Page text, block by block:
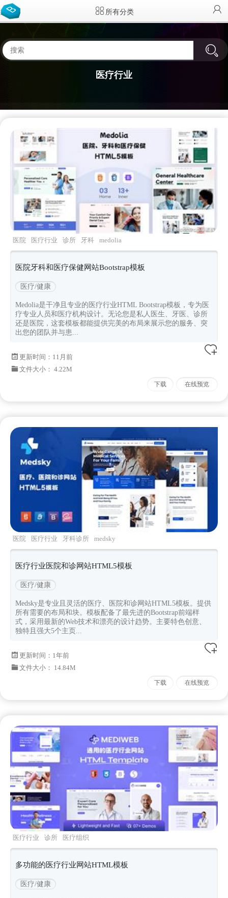
所有分类
医疗行业
医院 医疗行业 诊所 牙科 medolia
医院牙科和医疗保健网站Bootstrap模板
医疗/健康
Medolia是干净且专业的医疗行业HTML Bootstrap模板，专为医
疗专业人员和医疗机构设计。无论您是私人医生、牙医、诊所
还是医院，这套模板都能提供完美的布局来展示您的服务、突
出您的团队并与患...
更新时间： 11月前
文件大小： 4.22M
下载 在线预览
医院 医疗行业 牙科诊所 medsky
医疗行业医院和诊网站HTML5模板
医疗/健康
Medsky是专业且灵活的医疗、医院和诊网站HTML5模板。提供
所有需要的布局和块。模板配备了最先进的Bootstrap前端样
式，采用最新的Web技术和漂亮的设计趋势。主要特色创意、
独特且强大5个主页...
更新时间： 1年前
文件大小： 14.84M
下载 在线预览
医疗行业 诊所
医疗组织
mediweb
Bootstrapv502
多功能的医疗行业网站HTML模板
医疗/健康